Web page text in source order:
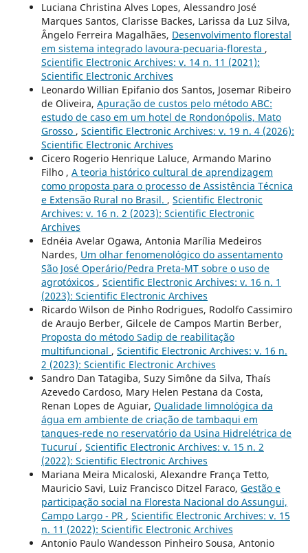
Luciana Christina Alves Lopes, Alessandro José
Marques Santos, Clarisse Backes, Larissa da Luz Silva,
Ângelo Ferreira Magalhães, Desenvolvimento florestal
em sistema integrado lavoura-pecuaria-floresta ,
Scientific Electronic Archives: v. 14 n. 11 (2021):
Scientific Electronic Archives
Leonardo Willian Epifanio dos Santos, Josemar Ribeiro
de Oliveira, Apuração de custos pelo método ABC:
estudo de caso em um hotel de Rondonópolis, Mato
Grosso , Scientific Electronic Archives: v. 19 n. 4 (2026):
Scientific Electronic Archives
Cicero Rogerio Henrique Laluce, Armando Marino
Filho , A teoria histórico cultural de aprendizagem
como proposta para o processo de Assistência Técnica
e Extensão Rural no Brasil. , Scientific Electronic
Archives: v. 16 n. 2 (2023): Scientific Electronic
Archives
Ednéia Avelar Ogawa, Antonia Marília Medeiros
Nardes, Um olhar fenomenológico do assentamento
São José Operário/Pedra Preta-MT sobre o uso de
agrotóxicos , Scientific Electronic Archives: v. 16 n. 1
(2023): Scientific Electronic Archives
Ricardo Wilson de Pinho Rodrigues, Rodolfo Cassimiro
de Araujo Berber, Gilcele de Campos Martin Berber,
Proposta do método Sadip de reabilitação
multifuncional , Scientific Electronic Archives: v. 16 n.
2 (2023): Scientific Electronic Archives
Sandro Dan Tatagiba, Suzy Simône da Silva, Thaís
Azevedo Cardoso, Mary Helen Pestana da Costa,
Renan Lopes de Aguiar, Qualidade limnológica da
água em ambiente de criação de tambaqui em
tanques-rede no reservatório da Usina Hidrelétrica de
Tucuruí , Scientific Electronic Archives: v. 15 n. 2
(2022): Scientific Electronic Archives
Mariana Meira Micaloski, Alexandre França Tetto,
Mauricio Savi, Luiz Francisco Ditzel Faraco, Gestão e
participação social na Floresta Nacional do Assungui,
Campo Largo - PR , Scientific Electronic Archives: v. 15
n. 11 (2022): Scientific Electronic Archives
Antonio Paulo Wandesson Pinheiro Sousa, Antonio